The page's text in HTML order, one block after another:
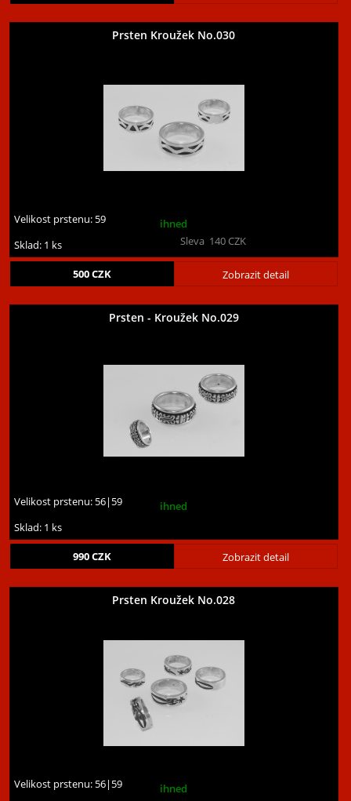
Prsten Kroužek No.030
Velikost prstenu: 59
ihned
Sklad: 1 ks
Zobrazit detail
500CZK
Sleva 140CZK
Prsten - Kroužek No.029
Velikost prstenu: 56|59
ihned
Sklad: 1 ks
Zobrazit detail
990CZK
Prsten Kroužek No.028
Velikost prstenu: 56|59 ihned